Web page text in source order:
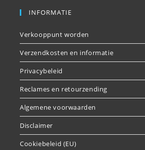
INFORMATIE
Verkooppunt worden
Verzendkosten en informatie
Privacybeleid
Reclames en retourzending
Algemene voorwaarden
Disclaimer
Cookiebeleid (EU)